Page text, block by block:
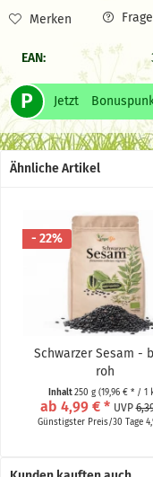
Merken
EAN:
P Jetzt
Ähnliche Artikel
- 22%
Schwarzer Sesam -
roh
Inhalt250 g (19,96 € * / 1
ab 4,99 € * UVP
Günstigster Preis/30 Tage